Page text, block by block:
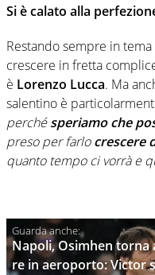
Si è calato alla
Restando sempre in
crescere in fretta
è Lorenzo Lucca. Ma
salentino è
perchésperiamo che
preso per farlocrescere
quanto tempo ci vorrà e
Napoli, Osimhen torna
re in aeroporto: Victor